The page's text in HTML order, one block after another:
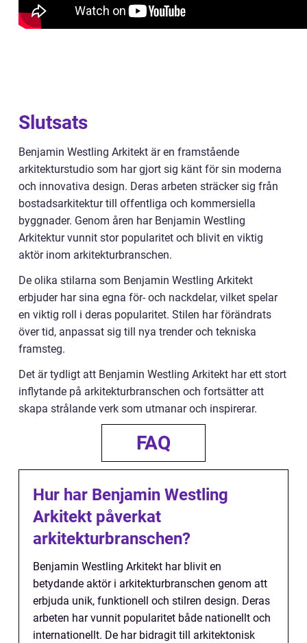
Slutsats
Benjamin Westling Arkitekt är en framstående
arkitekturstudio som har gjort sig känt för sin moderna
och innovativa design. Deras arbeten sträcker sig från
bostadsarkitektur till offentliga och kommersiella
byggnader. Genom åren har Benjamin Westling
Arkitektur vunnit stor popularitet och blivit en viktig
aktör inom arkitekturbranschen.
De olika stilarna som Benjamin Westling Arkitekt
erbjuder har sina egna för- och nackdelar, vilket spelar
en viktig roll i deras popularitet. Stilen har förändrats
över tid, anpassat sig till nya trender och tekniska
framsteg.
Det är tydligt att Benjamin Westling Arkitekt har ett stort
inflytande på arkitekturbranschen och fortsätter att
skapa strålande verk som utmanar och inspirerar.
FAQ
Hur har Benjamin Westling
Arkitekt påverkat
arkitekturbranschen?
Benjamin Westling Arkitekt har blivit en
betydande aktör i arkitekturbranschen genom att
erbjuda unik, funktionell och stilren design. Deras
arbeten har vunnit popularitet både nationellt och
internationellt. De har bidragit till arkitektonisk